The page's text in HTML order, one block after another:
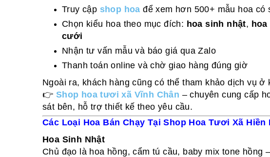
Truy cập shop hoa để xem hơn 500+ mẫu hoa có
Chọn kiểu hoa theo mục đích: hoa sinh nhật,
cưới
Nhận tư vấn mẫu và báo giá qua Zalo
Thanh toán online và chờ giao hàng đúng giờ
Ngoài ra, khách hàng cũng có thể tham khảo dịch vụ
👉 Shop hoa tươi xã Vĩnh Chân – chuyên cung cấp
sát bên, hỗ trợ thiết kế theo yêu cầu.
Các Loại Hoa Bán Chạy Tại Shop Hoa Tươi Xã
Hoa Sinh Nhật
Chủ đạo là hoa hồng, cẩm tú cầu, baby mix tone hồng